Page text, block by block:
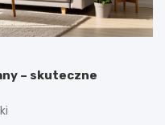
– skuteczne